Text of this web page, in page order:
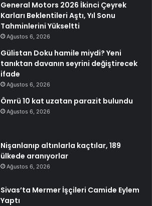
General Motors 2026 İkinci Çeyrek
Karları Beklentileri Aştı, Yıl Sonu
Tahminlerini Yükseltti
Ağustos 6, 2026
Gülistan Doku hamile miydi? Yeni
tanıktan davanın seyrini değiştirecek
ifade
Ağustos 6, 2026
Ömrü 10 kat uzatan parazit bulundu
Ağustos 6, 2026
Nişanlanıp altınlarla kaçtılar, 189
ülkede aranıyorlar
Ağustos 6, 2026
Sivas’ta Mermer İşçileri Camide Eylem
Yaptı